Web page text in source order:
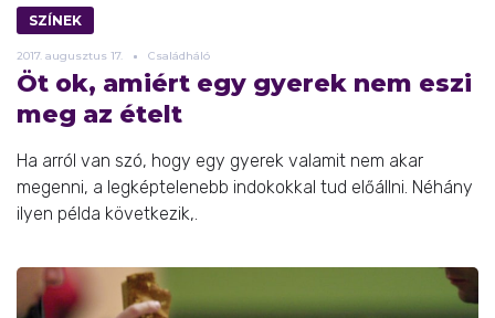
SZÍNEK
2017. augusztus 17. Családháló
Öt ok, amiért egy gyerek nem eszi
meg az ételt
Ha arról van szó, hogy egy gyerek valamit nem akar
megenni, a legképtelenebb indokokkal tud előállni. Néhány
ilyen példa következik,.